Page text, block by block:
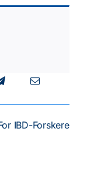
IBD-Forskere